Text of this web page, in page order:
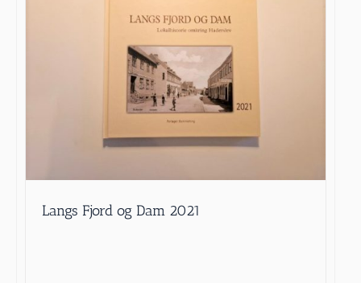
Langs Fjord og Dam 2021